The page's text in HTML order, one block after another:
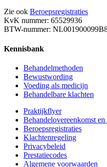
Zie ook Beroepsregistraties
KvK nummer: 65529936
BTW-nummer:
Kennisbank
Behandelmethoden
Bewustwording
Voeding als medicijn
Behandelbare klachten
Praktijkflyer
Behandelovereenkomst en
Beroepsregistraties
Klachtenregeling
Privacybeleid
Prestatiecodes
Algemene voorwaarden